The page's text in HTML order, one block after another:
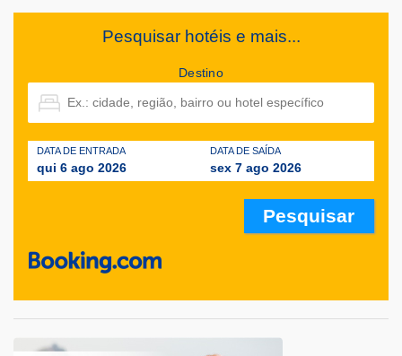
Pesquisar hotéis e mais...
Destino
DATA DE ENTRADA
qui 6 ago 2026
DATA DE SAÍDA
sex 7 ago 2026